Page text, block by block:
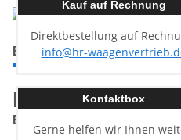
Kontaktbox
Gerne helfen wir Ihnen
Kauf auf Rechnung
Direktbestellung auf
info@hr-
Beschreibung
Kern SFB
Edelstahl-Plattformwaage